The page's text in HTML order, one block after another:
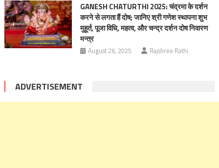
GANESH CHATURTHI 2025: चंद्रमा के दर्शन
करने से लगता हैं दोष; जानिए श्री गणेश स्‍थापना शुभ
मुहूर्त, पूजा विधि, महत्‍व, और चन्द्र दर्शन दोष निवारण
मन्त्र
August 26, 2025 Rajshree Rathi
ADVERTISEMENT